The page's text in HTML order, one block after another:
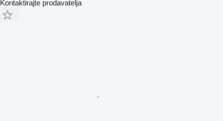
Kontaktirajte prodavatelja